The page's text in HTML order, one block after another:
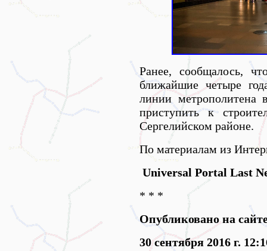
Ранее, сообщалось,
ближайшие четыре
линии метрополитена
приступить к
Сергелийском районе.
По материалам из
Universal Portal Last
* * *
Опубликовано на
30 сентября 2016 г.